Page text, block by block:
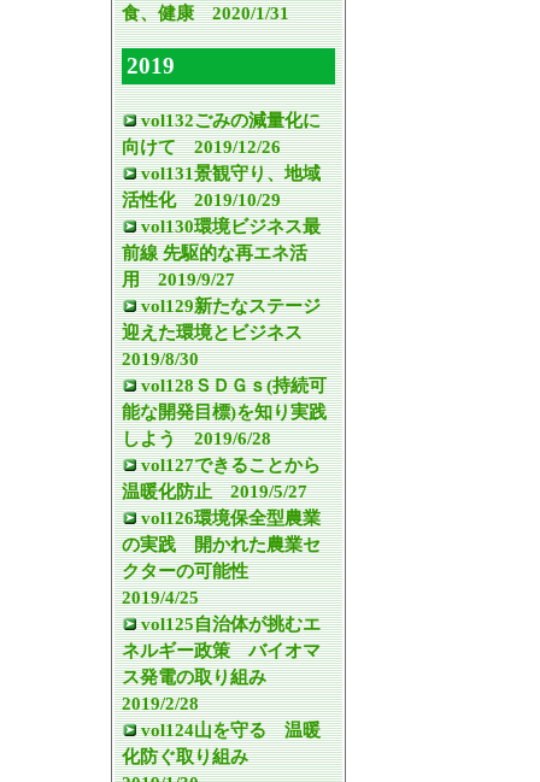
食、健康 2020/1/31
2019
vol132ごみの減量化に
向けて 2019/12/26
vol131景観守り、地域
活性化 2019/10/29
vol130環境ビジネス最
前線 先駆的な再エネ活
用 2019/9/27
vol129新たなステージ
迎えた環境とビジネス
2019/8/30
vol128ＳＤＧｓ(持続可
能な開発目標)を知り実践
しよう 2019/6/28
vol127できることから
温暖化防止 2019/5/27
vol126環境保全型農業
の実践 開かれた農業セ
クターの可能性
2019/4/25
vol125自治体が挑むエ
ネルギー政策 バイオマ
ス発電の取り組み
2019/2/28
vol124山を守る 温暖
化防ぐ取り組み